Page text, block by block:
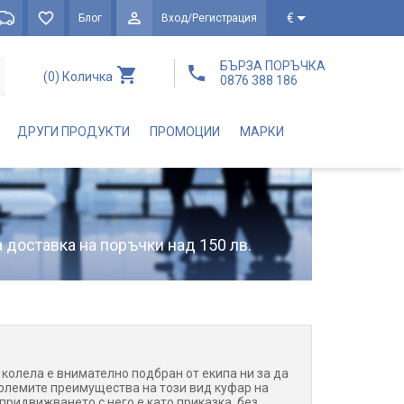
Блог Вход/Регистрация €
(0) Количка
БЪРЗА ПОРЪЧКА
0876 388 186
ДРУГИ ПРОДУКТИ ПРОМОЦИИ МАРКИ
доставка на поръчки над 150 лв.
е внимателно подбран от екипа ни за да
преимущества на този вид куфар на